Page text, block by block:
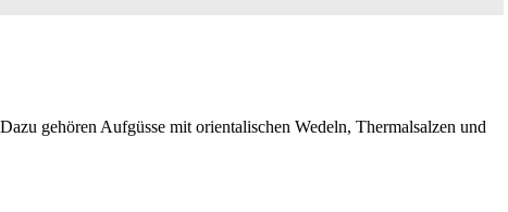
gehören Aufgüsse mit orientalischen Wedeln, Thermalsalzen und